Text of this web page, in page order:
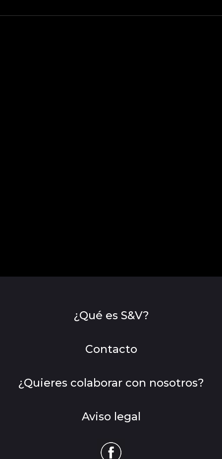
¿Qué es S&V?
Contacto
¿Quieres colaborar con nosotros?
Aviso legal